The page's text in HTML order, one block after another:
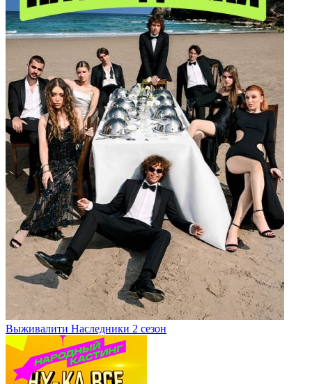
Выживалити Наследники 2 сезон